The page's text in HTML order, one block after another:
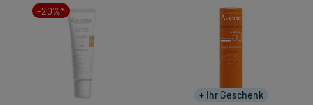
-20%*
+ Ihr Geschenk